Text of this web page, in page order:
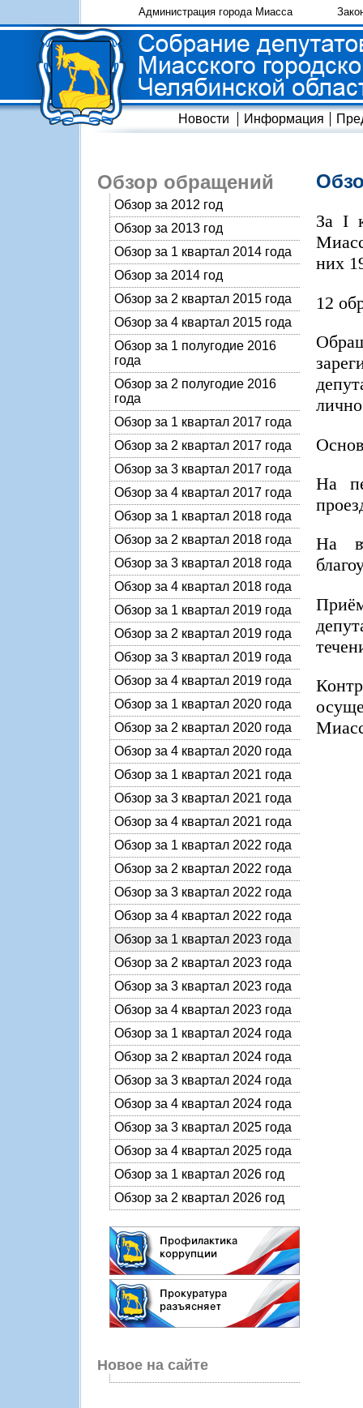
Администрация города Миасса
Новости Информация
Обзор обращений
Обзор за 2012 год
Обзор за 2013 год
Обзор за 1 квартал 2014 года
Обзор за 2014 год
Обзор за 2 квартал 2015 года
Обзор за 4 квартал 2015 года
Обзор за 1 полугодие 2016
года
Обзор за 2 полугодие 2016
года
Обзор за 1 квартал 2017 года
Обзор за 2 квартал 2017 года
Обзор за 3 квартал 2017 года
Обзор за 4 квартал 2017 года
Обзор за 1 квартал 2018 года
Обзор за 2 квартал 2018 года
Обзор за 3 квартал 2018 года
Обзор за 4 квартал 2018 года
Обзор за 1 квартал 2019 года
Обзор за 2 квартал 2019 года
Обзор за 3 квартал 2019 года
Обзор за 4 квартал 2019 года
Обзор за 1 квартал 2020 года
Обзор за 2 квартал 2020 года
Обзор за 4 квартал 2020 года
Обзор за 1 квартал 2021 года
Обзор за 3 квартал 2021 года
Обзор за 4 квартал 2021 года
Обзор за 1 квартал 2022 года
Обзор за 2 квартал 2022 года
Обзор за 3 квартал 2022 года
Обзор за 4 квартал 2022 года
Обзор за 1 квартал 2023 года
Обзор за 2 квартал 2023 года
Обзор за 3 квартал 2023 года
Обзор за 4 квартал 2023 года
Обзор за 1 квартал 2024 года
Обзор за 2 квартал 2024 года
Обзор за 3 квартал 2024 года
Обзор за 4 квартал 2024 года
Обзор за 3 квартал 2025 года
Обзор за 4 квартал 2025 года
Обзор за 1 квартал 2026 год
Обзор за 2 квартал 2026 год
Новое на сайте
За I
них
12
На
На